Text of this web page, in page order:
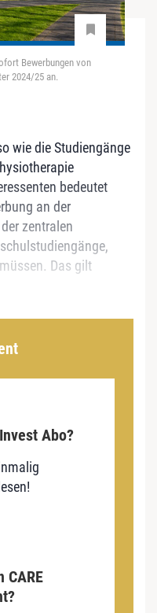
Bewerbungen von
2024/25 an.
wie die Studiengänge
bedeutet
an der
zentralen
Das gilt
Abo?
CARE